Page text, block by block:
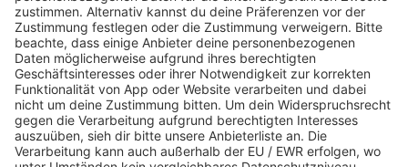
allem:Bleib aktiv, informiere dich und vertraue
auf deine Stärken.bigKARRIERE begleitet dich
dabei mit Tipps, Podcasts und Streams für deine
berufliche Neuorientierung.